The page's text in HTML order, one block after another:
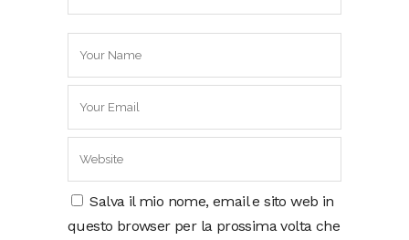
Salva il mio nome, email e sito web in
questo browser per la prossima volta che